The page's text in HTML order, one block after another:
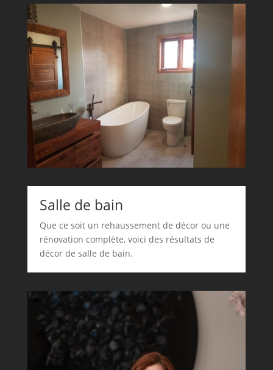
Salle de bain
Que ce soit un rehaussement de décor ou une
rénovation complète, voici des résultats de
décor de salle de bain.